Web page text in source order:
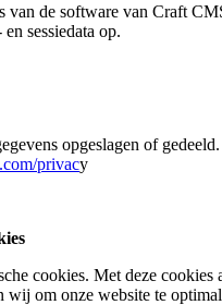
van de software van Craft
sessiedata op.
opgeslagen of gedeeld.
privacy
cookies. Met deze
om onze website te